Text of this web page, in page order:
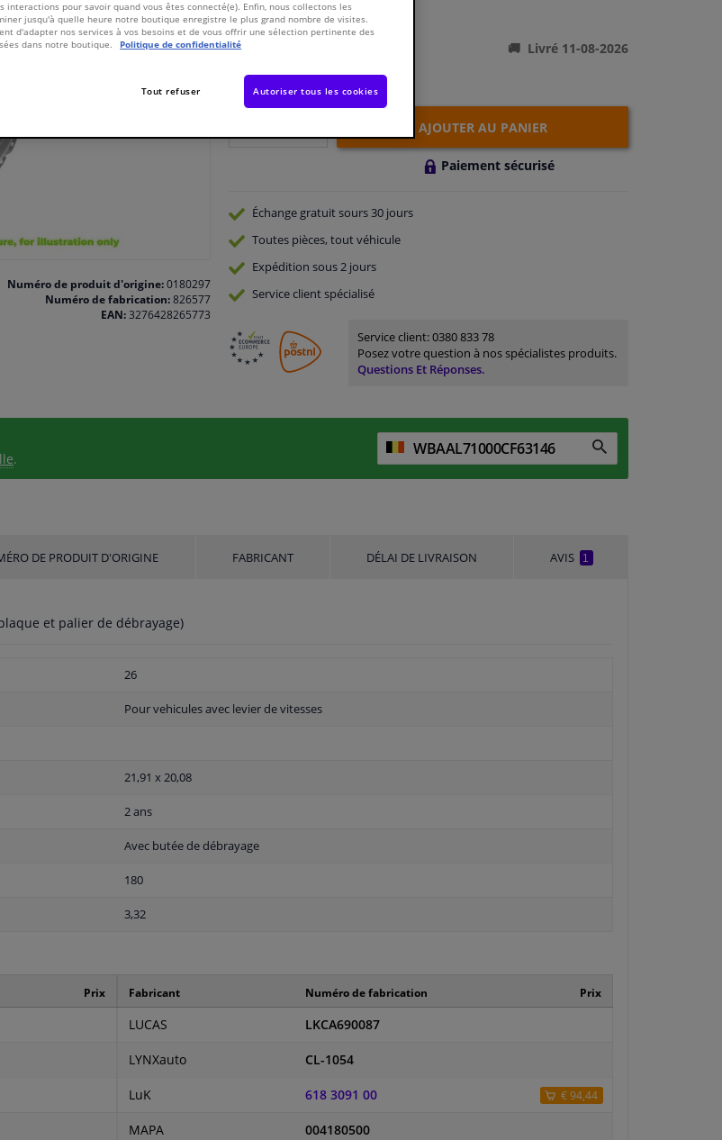
Numéro de produit d'origine:0180297
Numéro de fabrication:826577
EAN:3276428265773
Voir les spécifications du produit
Livré 11-08-2026
Nombre:
AJOUTER AU PANIER
Paiement sécurisé
Échange gratuitsours 30 jours
Toutes pièces, tout véhicule
Expédition sous 2 jours
Serviceclient spécialisé
Service client:0380 833 78
Posez votre question à nos spécialistes produits.
Questions Et Réponses.
.
DE PRODUIT D'ORIGINE FABRICANT DÉLAI DE LIVRAISON AVIS 1
et palier de débrayage)
26
Pour vehicules avec levier de vitesses
21,91 x 20,08
2 ans
Avec butée de débrayage
180
3,32
Prix Fabricant Numéro de fabrication Prix
LUCAS LKCA690087
LYNXauto CL-1054
LuK 618 3091 00 € 94,44
MAPA 004180500
interactions pour savoir quand vous êtes connecté(e). Enfin, nous collectons les
jusqu'à quelle heure notre boutique enregistre le plus grand nombre de visites.
d'adapter nos services à vos besoins et de vous offrir une sélection pertinente des
dans notre boutique.
Politique de confidentialité
Tout refuser Autoriser tous les cookies